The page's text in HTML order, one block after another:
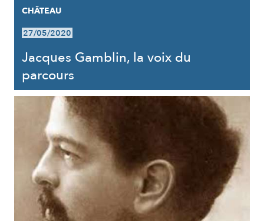
CHÂTEAU
27/05/2020
Jacques Gamblin, la voix du
parcours